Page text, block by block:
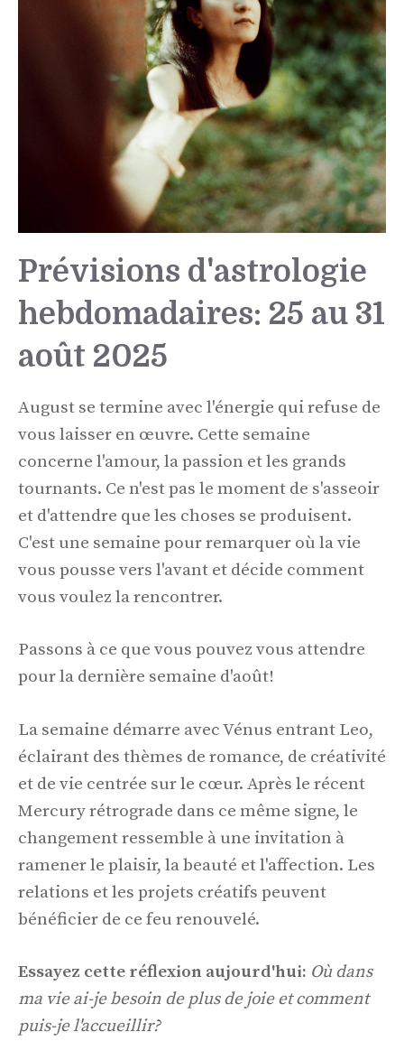
Prévisions d'astrologie
hebdomadaires: 25 au 31
août 2025
August se termine avec l'énergie qui refuse de
vous laisser en œuvre. Cette semaine
concerne l'amour, la passion et les grands
tournants. Ce n'est pas le moment de s'asseoir
et d'attendre que les choses se produisent.
C'est une semaine pour remarquer où la vie
vous pousse vers l'avant et décide comment
vous voulez la rencontrer.
Passons à ce que vous pouvez vous attendre
pour la dernière semaine d'août!
La semaine démarre avec Vénus entrant Leo,
éclairant des thèmes de romance, de créativité
et de vie centrée sur le cœur. Après le récent
Mercury rétrograde dans ce même signe, le
changement ressemble à une invitation à
ramener le plaisir, la beauté et l'affection. Les
relations et les projets créatifs peuvent
bénéficier de ce feu renouvelé.
Essayez cette réflexion aujourd'hui: Où dans
ma vie ai-je besoin de plus de joie et comment
puis-je l'accueillir?